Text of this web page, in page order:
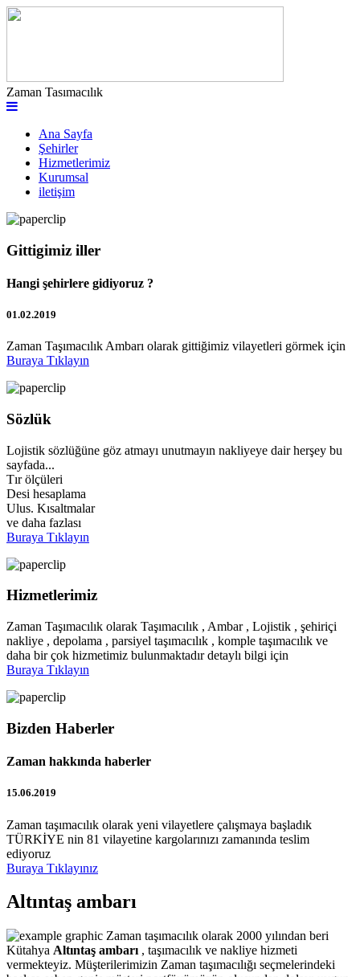
Zaman Tasımacılık
Ana Sayfa
Şehirler
Hizmetlerimiz
Kurumsal
iletişim
Gittigimiz iller
Hangi şehirlere gidiyoruz ?
01.02.2019
Zaman Taşımacılık Ambarı olarak gittiğimiz vilayetleri görmek için
Buraya Tıklayın
Sözlük
Lojistik sözlüğüne göz atmayı unutmayın nakliyeye dair herşey bu
sayfada...
Tır ölçüleri
Desi hesaplama
Ulus. Kısaltmalar
ve daha fazlası
Buraya Tıklayın
Hizmetlerimiz
Zaman Taşımacılık olarak Taşımacılık , Ambar , Lojistik , şehiriçi
nakliye , depolama , parsiyel taşımacılık , komple taşımacılık ve
daha bir çok hizmetimiz bulunmaktadır detaylı bilgi için
Buraya Tıklayın
Bizden Haberler
Zaman hakkında haberler
15.06.2019
Zaman taşımacılık olarak yeni vilayetlere çalışmaya başladık
TÜRKİYE nin 81 vilayetine kargolarınızı zamanında teslim
ediyoruz
Buraya Tıklayınız
Altıntaş ambarı
Zaman taşımacılık olarak 2000 yılından beri
Kütahya Altıntaş ambarı , taşımacılık ve nakliye hizmeti
vermekteyiz. Müşterilerimizin Zaman taşımacılığı seçmelerindeki